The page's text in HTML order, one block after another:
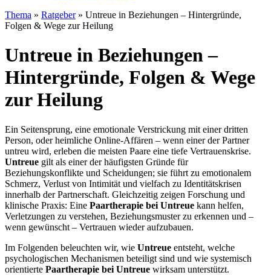
Thema » Ratgeber» Untreue in Beziehungen – Hintergründe,
Folgen & Wege zur Heilung
Untreue in Beziehungen –
Hintergründe, Folgen & Wege
zur Heilung
Ein Seitensprung, eine emotionale Verstrickung mit einer dritten
Person, oder heimliche Online-Affären – wenn einer der Partner
untreu wird, erleben die meisten Paare eine tiefe Vertrauenskrise.
Untreue gilt als einer der häufigsten Gründe für
Beziehungskonflikte und Scheidungen; sie führt zu emotionalem
Schmerz, Verlust von Intimität und vielfach zu Identitätskrisen
innerhalb der Partnerschaft. Gleichzeitig zeigen Forschung und
klinische Praxis: Eine Paartherapie bei Untreue kann helfen,
Verletzungen zu verstehen, Beziehungsmuster zu erkennen und –
wenn gewünscht – Vertrauen wieder aufzubauen.
Im Folgenden beleuchten wir, wie Untreue entsteht, welche
psychologischen Mechanismen beteiligt sind und wie systemisch
orientierte Paartherapie bei Untreue wirksam unterstützt.